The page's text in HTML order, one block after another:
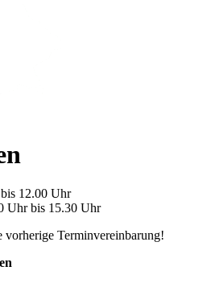
12.00 Uhr
Uhr bis 15.30 Uhr
Terminvereinbarung!